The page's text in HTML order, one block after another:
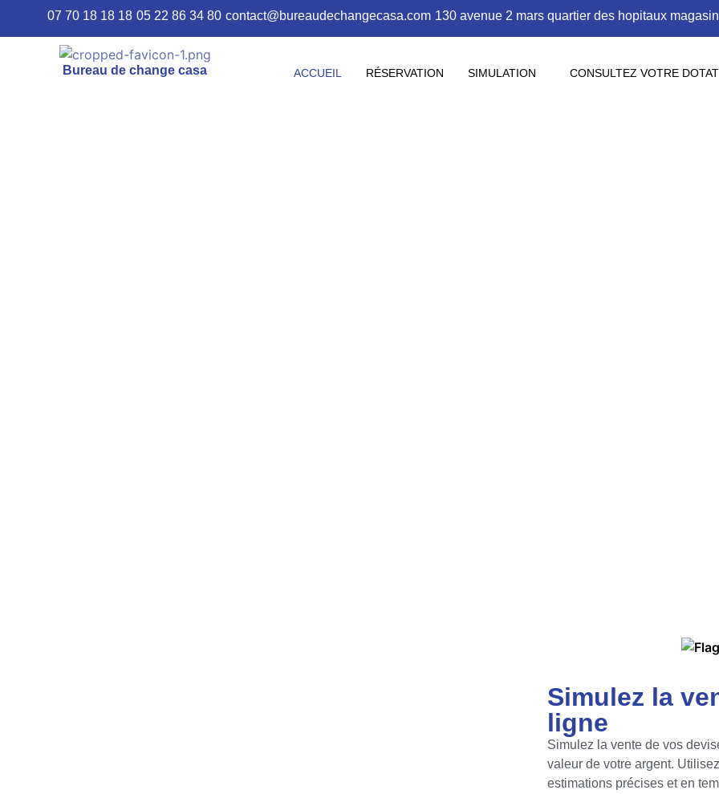
07 70 18 18 18 05 22 86 34 80 contact@bureaudechangecasa.com 130 avenue 2 mars quartier des hopitaux
Bureau de change casa ACCUEIL RÉSERVATION SIMULATION CONSULTEZ VOTRE
10.53 - 10.85
Simulez la
ligne
Simulez la vente de vos
valeur de votre argent.
estimations précises et en